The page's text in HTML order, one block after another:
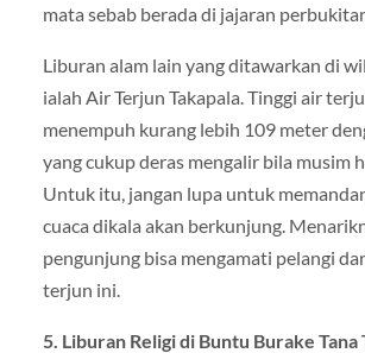
mata sebab berada di jajaran
Liburan alam lain yang ditawarkan di
ialah Air Terjun Takapala. Tinggi air
menempuh kurang lebih 109 meter
yang cukup deras mengalir bila musim
Untuk itu, jangan lupa untuk
cuaca dikala akan berkunjung.
pengunjung bisa mengamati pelangi
terjun ini.
5. Liburan Religi di Buntu Burake Tana